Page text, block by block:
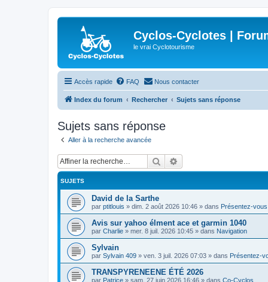
Cyclos-Cyclotes |
le vrai Cyclotourisme
Accès rapide FAQ Nous contacter
Index du forum Rechercher Sujets sans réponse
Sujets sans réponse
Aller à la recherche avancée
Rechercher
SUJETS
David de la Sarthe
par ptitlouis » dim. 2 août 2026 10:46 » dans Présentez-vous
Avis sur yahoo élment ace et garmin 1040
par Charlie » mer. 8 juil. 2026 10:45 » dans Navigation
Sylvain
par Sylvain 409 » ven. 3 juil. 2026 07:03 » dans Présentez-
TRANSPYRENEENE ÉTÉ 2026
par Patrice » sam. 27 juin 2026 16:46 » dans Co-Cyclos